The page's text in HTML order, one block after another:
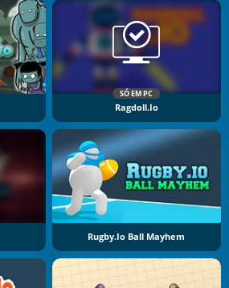
SÓ EM PC
Ragdoll.io
Rugby.io Ball Mayhem